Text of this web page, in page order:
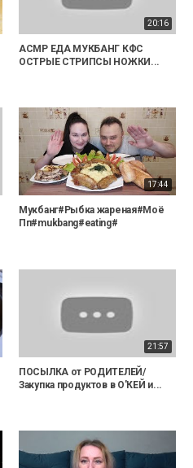
20:16
АСМР ЕДА МУКБАНГ КФС
ОСТРЫЕ СТРИПСЫ НОЖКИ...
17:44
Мукбанг#Рыбка жареная#Моё
Пп#mukbang#eating#
21:57
ПОСЫЛКА от РОДИТЕЛЕЙ/
Закупка продуктов в О'КЕЙ и...